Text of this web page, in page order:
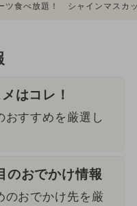
ツ食べ放題！ シャインマスカ
はコレ！
おすすめを厳選し
のおでかけ情報
のおでかけ先を厳